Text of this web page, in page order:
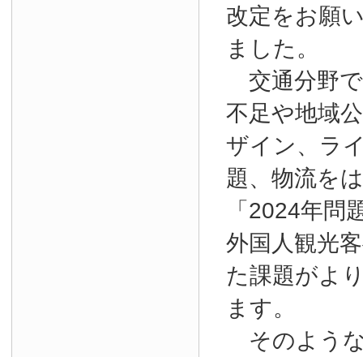
改定をお願
ました。
交通分野
不足や地域
ザイン、ラ
題、物流を
「2024年問
外国人観光
た課題がよ
ます。
そのよう